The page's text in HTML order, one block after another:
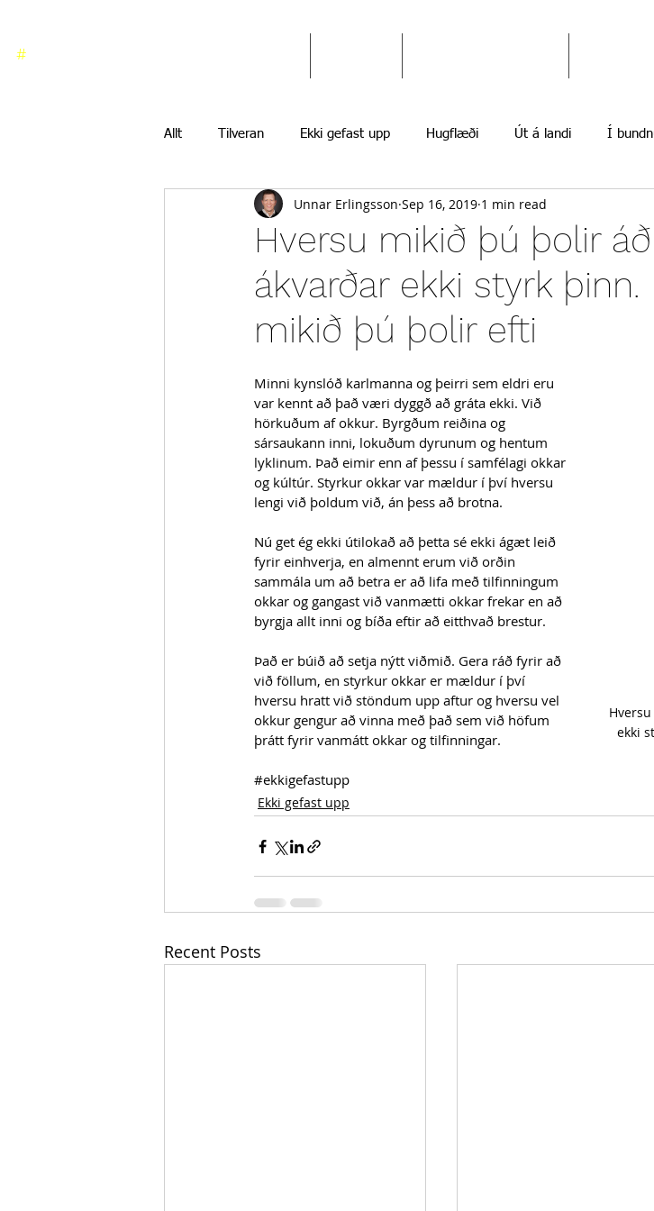
#
Allt Tilveran Ekki gefast upp Hugflæði Út á landi Í
Hversu mikið þú þolir
ákvarðar ekki styrk
mikið þú þolir efti
Unnar Erlingsson Sep 16, 2019 1 min read
ekki
Minni kynslóð karlmanna og þeirri sem eldri eru
var kennt að það væri dyggð að gráta ekki. Við
hörkuðum af okkur. Byrgðum reiðina og
sársaukann inni, lokuðum dyrunum og hentum
lyklinum. Það eimir enn af þessu í samfélagi okkar
og kúltúr. Styrkur okkar var mældur í því hversu
lengi við þoldum við, án þess að brotna.
Nú get ég ekki útilokað að þetta sé ekki ágæt leið
fyrir einhverja, en almennt erum við orðin
sammála um að betra er að lifa með tilfinningum
okkar og gangast við vanmætti okkar frekar en að
byrgja allt inni og bíða eftir að eitthvað brestur.
Það er búið að setja nýtt viðmið. Gera ráð fyrir að
við föllum, en styrkur okkar er mældur í því
hversu hratt við stöndum upp aftur og hversu vel
okkur gengur að vinna með það sem við höfum
þrátt fyrir vanmátt okkar og tilfinningar.
#ekkigefastupp
Ekki gefast upp
Recent Posts